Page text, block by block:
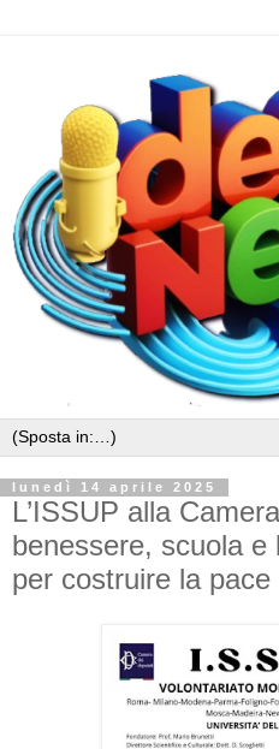
lunedì 14 aprile 2025
L’ISSUP alla
benessere, scuola
per costruire la pace